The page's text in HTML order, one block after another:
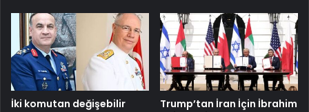
İki komutan değişebilir
Trump’tan İran İçin İbrahim